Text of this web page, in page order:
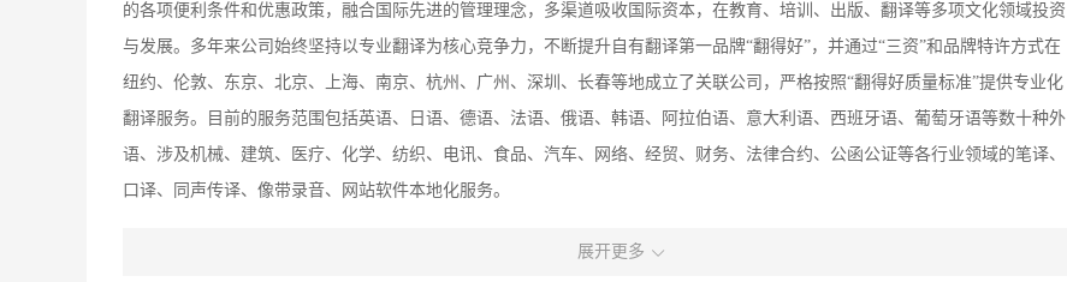
的各项便利条件和优惠政策，融合国际先进的管理理念，多渠道吸收国际资本，在教育、培训、出版、翻译等多项文化领域投资
与发展。多年来公司始终坚持以专业翻译为核心竞争力，不断提升自有翻译第一品牌“翻得好”，并通过“三资”和品牌特许方式在
纽约、伦敦、东京、北京、上海、南京、杭州、广州、深圳、长春等地成立了关联公司，严格按照“翻得好质量标准”提供专业化
翻译服务。目前的服务范围包括英语、日语、德语、法语、俄语、韩语、阿拉伯语、意大利语、西班牙语、葡萄牙语等数十种外
语、涉及机械、建筑、医疗、化学、纺织、电讯、食品、汽车、网络、经贸、财务、法律合约、公函公证等各行业领域的笔译、
口译、同声传译、像带录音、网站软件本地化服务。
展开更多